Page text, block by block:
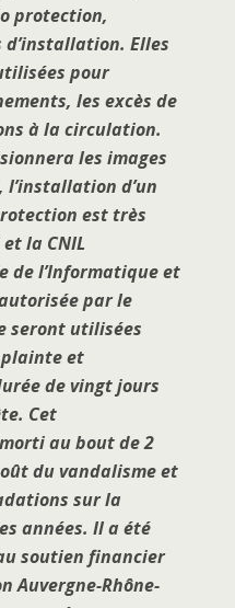
protection,
Elles
pour
les excès de
à la circulation.
les images
d’un
est très
la CNIL
de l’Informatique et
par le
seront utilisées
plainte et
de vingt jours
Cet
au bout de 2
du vandalisme et
sur la
années. Il a été
soutien financier
Auvergne-Rhône-